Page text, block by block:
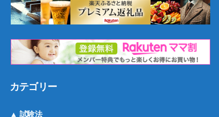
カテゴリー
▲ 試験法